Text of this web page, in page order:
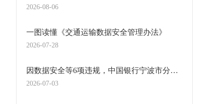
2026-08-06
一图读懂《交通运输数据安全管理办法》
2026-07-28
因数据安全等6项违规，中国银行宁波市分行被罚436万元！
2026-07-03